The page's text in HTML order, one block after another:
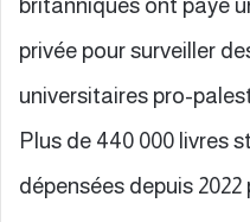
britanniques ont payé
privée pour surveiller
universitaires pro-
Plus de 440 000 livres
dépensées depuis